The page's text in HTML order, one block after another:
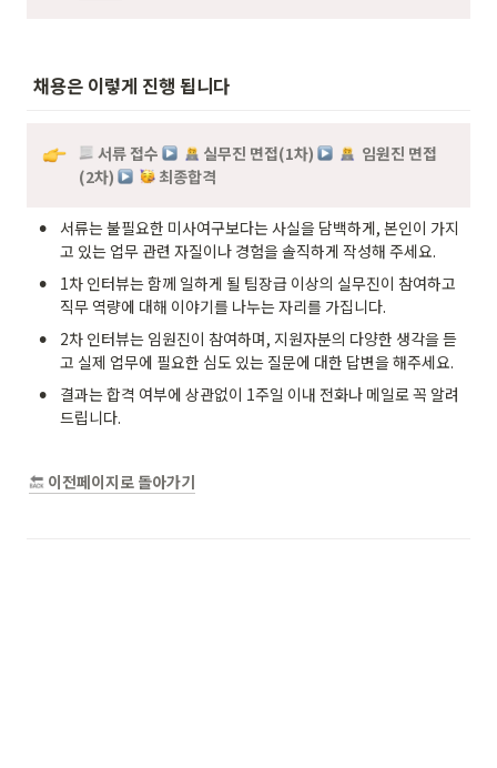
채용은 이렇게 진행 됩니다
서류 접수 실무진 면접(1차)
임원진 면접
(2차)
최종합격
•
서류는 불필요한 미사여구보다는 사실을 담백하게, 본인이 가지
고 있는 업무 관련 자질이나 경험을 솔직하게 작성해 주세요.
•
1차 인터뷰는 함께 일하게 될 팀장급 이상의 실무진이 참여하고
직무 역량에 대해 이야기를 나누는 자리를 가집니다.
•
2차 인터뷰는 임원진이 참여하며, 지원자분의 다양한 생각을 듣
고 실제 업무에 필요한 심도 있는 질문에 대한 답변을 해주세요.
•
결과는 합격 여부에 상관없이 1주일 이내 전화나 메일로 꼭 알려
드립니다.
이전페이지로 돌아가기